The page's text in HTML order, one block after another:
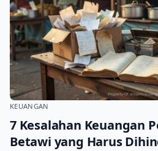
KEUANGAN
7 Kesalahan Keuangan
Betawi yang Harus